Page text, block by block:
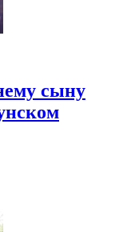
сыну